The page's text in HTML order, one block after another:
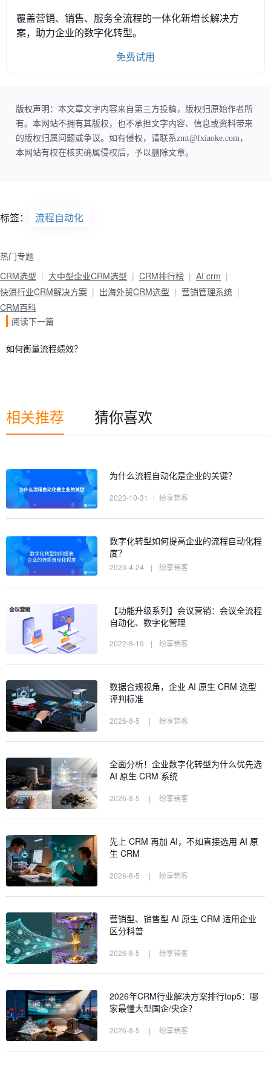
覆盖营销、销售、服务全流程的一体化新增长解决方
案，助力企业的数字化转型。
免费试用
版权声明：本文章文字内容来自第三方投稿，版权归原始作者所
有。本网站不拥有其版权，也不承担文字内容、信息或资料带来
的版权归属问题或争议。如有侵权，请联系zmt@fxiaoke.com，
本网站有权在核实确属侵权后，予以删除文章。
标签： 流程自动化
热门专题
CRM选型
大中型企业CRM选型 CRM排行榜
AI crm
快消行业CRM解决方案
出海外贸CRM选型
营销管理系统
CRM百科
阅读下一篇
如何衡量流程绩效？
相关推荐 猜你喜欢
为什么流程自动化是企业的关键？
2023-10-31 | 纷享销客
数字化转型如何提高企业的流程自动化程
度？
2023-4-24 | 纷享销客
【功能升级系列】会议营销：会议全流程
自动化、数字化管理
2022-8-19 | 纷享销客
数据合规视角，企业 AI 原生 CRM 选型
评判标准
2026-8-5 | 纷享销客
全面分析！企业数字化转型为什么优先选
AI 原生 CRM 系统
2026-8-5 | 纷享销客
先上 CRM 再加 AI，不如直接选用 AI 原
生 CRM
2026-8-5 | 纷享销客
营销型、销售型 AI 原生 CRM 适用企业
区分科普
2026-8-5 | 纷享销客
2026年CRM行业解决方案排行top5：哪
家最懂大型国企/央企？
2026-8-5 | 纷享销客